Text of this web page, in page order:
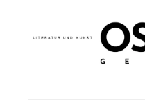
Inhalt